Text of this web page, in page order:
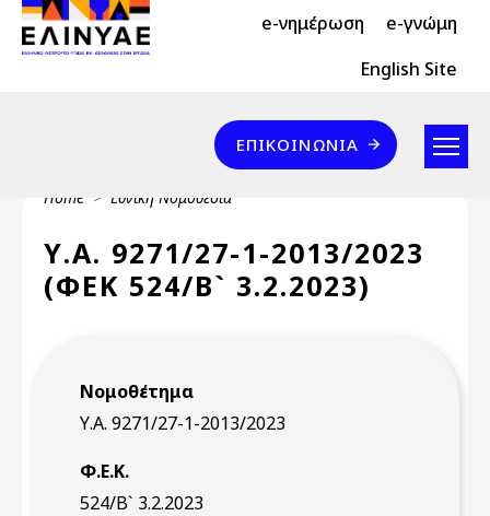
Skip to main content
Header Top 2 e-νημέρωση e-γνώμη
Header Top English Site
Επικοινωνία
ΕΠΙΚΟΙΝΩΝΊΑ
Breadcrumb
Home Εθνική Νομοθεσία
Υ.Α. 9271/27-1-2013/2023
(ΦΕΚ 524/Β` 3.2.2023)
Νομοθέτημα
Υ.Α. 9271/27-1-2013/2023
Φ.Ε.Κ.
524/Β` 3.2.2023